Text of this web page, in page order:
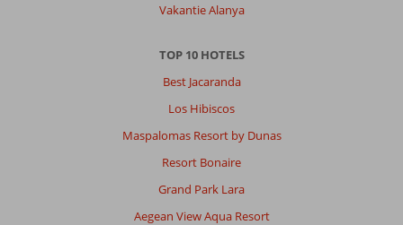
Vakantie Alanya
TOP 10 HOTELS
Best Jacaranda
Los Hibiscos
Maspalomas Resort by Dunas
Resort Bonaire
Grand Park Lara
Aegean View Aqua Resort